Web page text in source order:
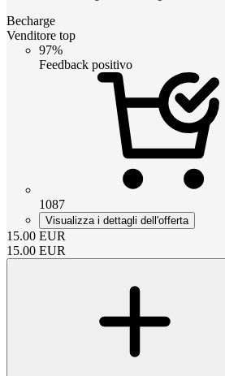
Becharge
Venditore top
97%
Feedback positivo
1087
Visualizza i dettagli dell'offerta
15.00 EUR
15.00 EUR